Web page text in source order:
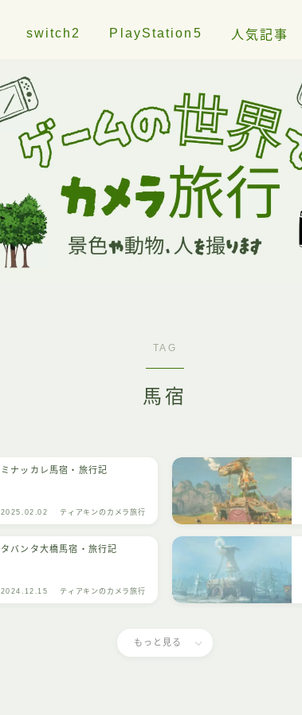
switch2 PlayStation5 人気記事
TAG
馬宿
ミナッカレ馬宿・旅行記
2025.02.02 ティアキンのカメラ旅行
タバンタ大橋馬宿・旅行記
2024.12.15 ティアキンのカメラ旅行
もっと見る